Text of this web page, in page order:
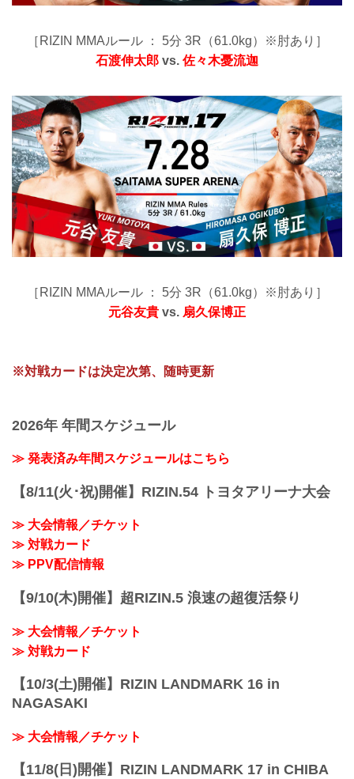
［RIZIN MMAルール ： 5分 3R（61.0kg）※肘あり］
石渡伸太郎 vs. 佐々木憂流迦
［RIZIN MMAルール ： 5分 3R（61.0kg）※肘あり］
元谷友貴 vs. 扇久保博正
※対戦カードは決定次第、随時更新
2026年 年間スケジュール
≫ 発表済み年間スケジュールはこちら
【8/11(火･祝)開催】RIZIN.54 トヨタアリーナ大会
≫ 大会情報／チケット
≫ 対戦カード
≫ PPV配信情報
【9/10(木)開催】超RIZIN.5 浪速の超復活祭り
≫ 大会情報／チケット
≫ 対戦カード
【10/3(土)開催】RIZIN LANDMARK 16 in
NAGASAKI
≫ 大会情報／チケット
【11/8(日)開催】RIZIN LANDMARK 17 in CHIBA